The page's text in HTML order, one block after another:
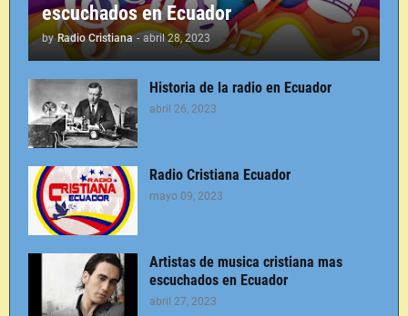
escuchados en Ecuador
by Radio Cristiana - abril 28, 2023
Historia de la radio en Ecuador
abril 26, 2023
Radio Cristiana Ecuador
mayo 09, 2023
Artistas de musica cristiana mas
escuchados en Ecuador
abril 27, 2023